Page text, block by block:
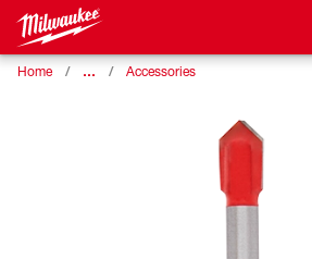
Home … Accessories